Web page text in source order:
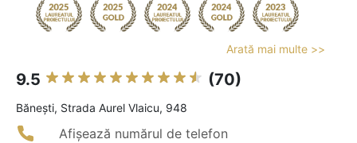
Arată mai multe >>
9.5 (70)
Băneşti, Strada Aurel Vlaicu, 948
Afișează numărul de telefon